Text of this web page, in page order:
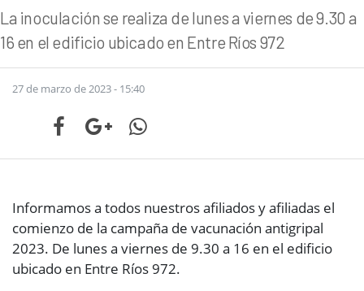
La inoculación se realiza de lunes a viernes de 9.30 a
16 en el edificio ubicado en Entre Ríos 972
27 de marzo de 2023 - 15:40
Informamos a todos nuestros afiliados y afiliadas el
comienzo de la campaña de vacunación antigripal
2023. De lunes a viernes de 9.30 a 16 en el edificio
ubicado en Entre Ríos 972.